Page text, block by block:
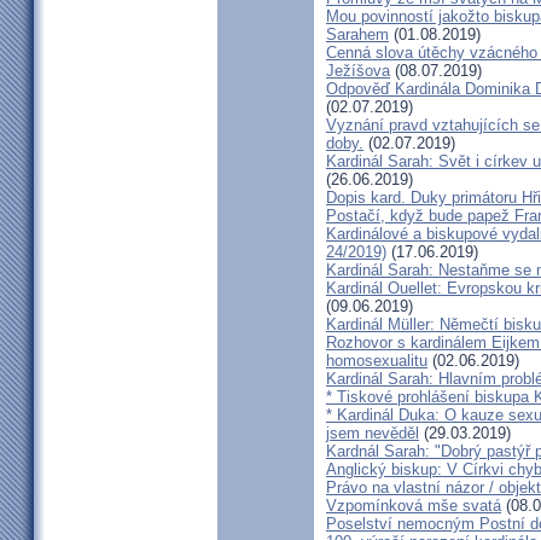
Mou povinností jakožto
Sarahem (01.08.2019)
Cenná slova útěchy
Ježíšova(08.07.2019)
Odpověď Kardinála Dominika
(02.07.2019)
Vyznání pravd vztahujících
doby. (02.07.2019)
Kardinál Sarah: Svět i církev
(26.06.2019)
Dopis kard. Duky primátoru
Postačí, když bude papež
Kardinálové a biskupové
24/2019) (17.06.2019)
Kardinál Sarah: Nestaňme
Kardinál Ouellet: Evropskou
(09.06.2019)
Kardinál Müller: Němečtí
Rozhovor s kardinálem
homosexualitu (02.06.2019)
Kardinál Sarah: Hlavním
* Tiskové prohlášení biskupa
* Kardinál Duka: O kauze
jsem nevěděl (29.03.2019)
Kardnál Sarah: "Dobrý
Anglický biskup: V Církvi
Právo na vlastní názor /
Vzpomínková mše svatá
Poselství nemocným Postní